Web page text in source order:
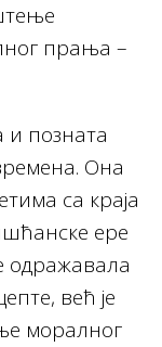
прања –
и позната
Она
са краја
ере
одражавала
већ је
моралног